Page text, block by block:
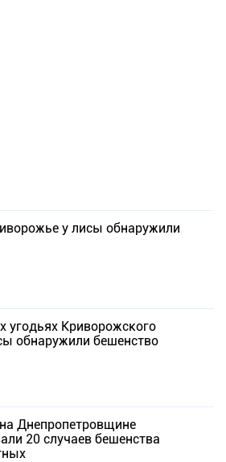
у лисы обнаружили
угодьях Криворожского
обнаружили бешенство
Днепропетровщине
20 случаев бешенства